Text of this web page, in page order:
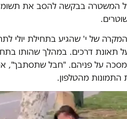
המשטרה בבקשה להסב את
המקרה של י' שהגיע בתחילת יולי
תאונת דרכים. במהלך שהותו
על פניהם. "חבל שתסתבך",
התמונות מהטלפון.